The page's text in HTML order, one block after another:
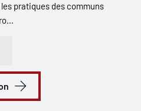
pratiques des communs